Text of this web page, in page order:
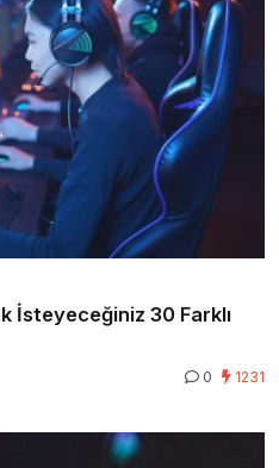
İsteyeceğiniz 30 Farklı
0 1231